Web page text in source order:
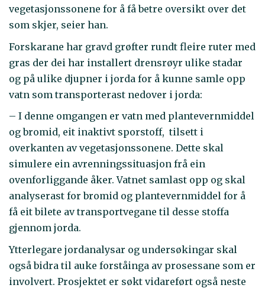
vegetasjonssonene for å få betre oversikt over det
som skjer, seier han.
Forskarane har gravd grøfter rundt fleire ruter med
gras der dei har installert drensrøyr ulike stadar
og på ulike djupner i jorda for å kunne samle opp
vatn som transporterast nedover i jorda:
– I denne omgangen er vatn med plantevernmiddel
og bromid, eit inaktivt sporstoff, tilsett i
overkanten av vegetasjonssonene. Dette skal
simulere ein avrenningssituasjon frå ein
ovenforliggande åker. Vatnet samlast opp og skal
analyserast for bromid og plantevernmiddel for å
få eit bilete av transportvegane til desse stoffa
gjennom jorda.
Ytterlegare jordanalysar og undersøkingar skal
også bidra til auke forståinga av prosessane som er
involvert. Prosjektet er søkt vidareført også neste